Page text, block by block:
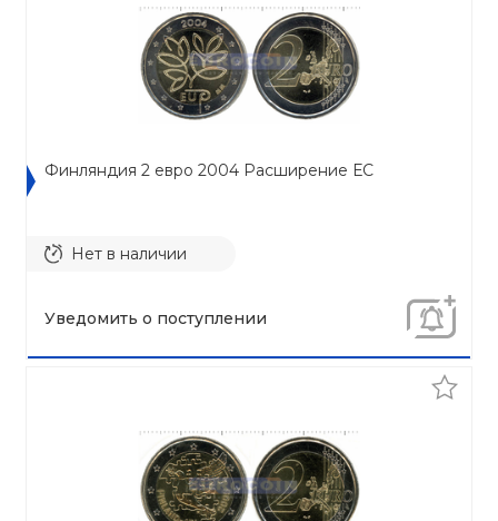
Финляндия 2 евро 2004 Расширение ЕС
Нет в наличии
Уведомить о поступлении